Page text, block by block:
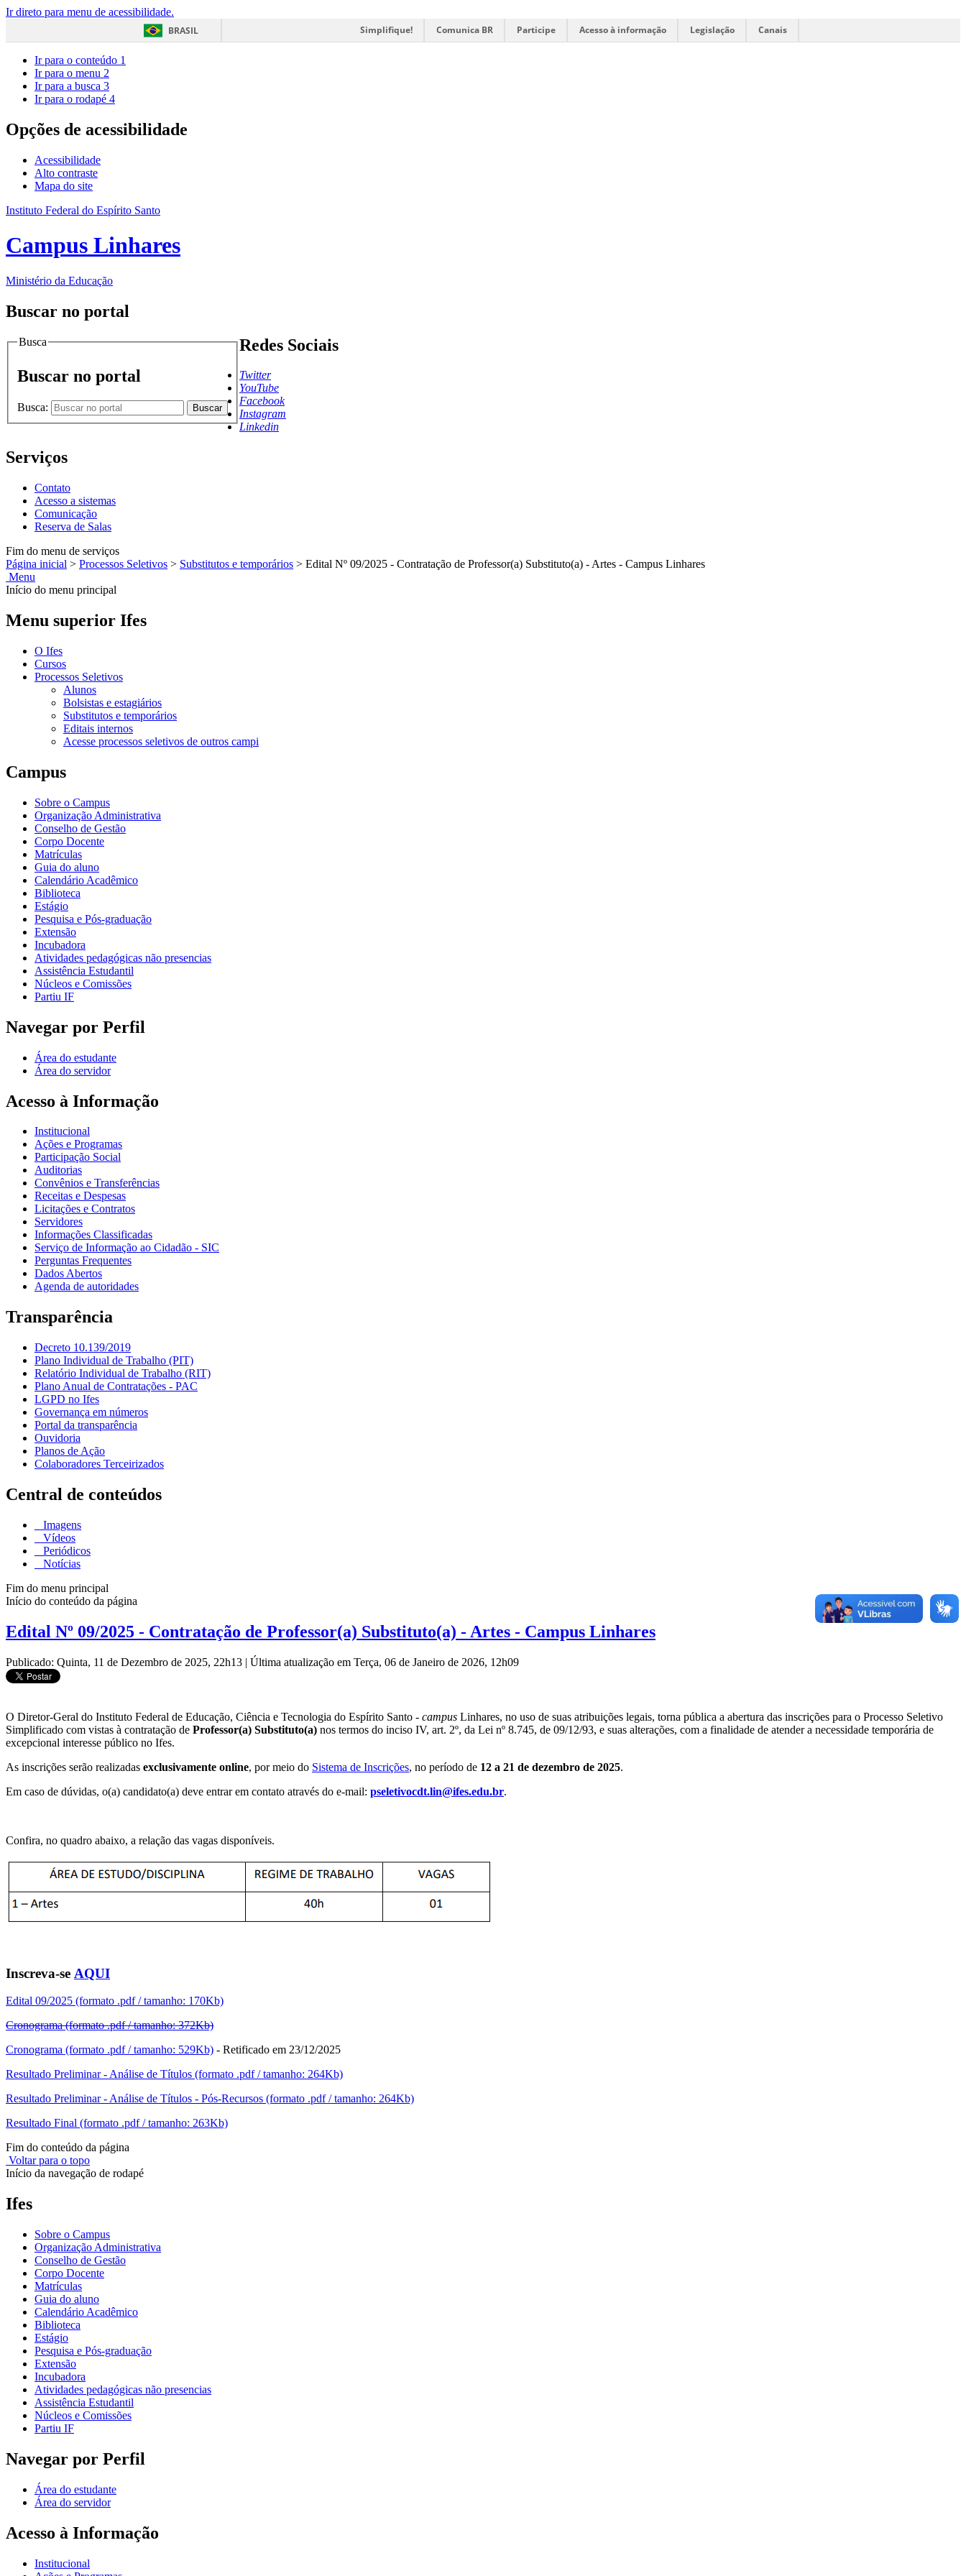
Ir direto para menu de acessibilidade.
BRASIL
Simplifique! Comunica BR Participe Acesso à informação Legislação Canais
Ir para o conteúdo 1
Ir para o menu 2
Ir para a busca 3
Ir para o rodapé 4
Opções de acessibilidade
Acessibilidade
Alto contraste
Mapa do site
Instituto Federal do Espírito Santo
Campus Linhares
Ministério da Educação
Buscar no portal
Busca
Buscar no portal
Busca: Buscar
Redes Sociais
Twitter
YouTube
Facebook
Instagram
Linkedin
Serviços
Contato
Acesso a sistemas
Comunicação
Reserva de Salas
Fim do menu de serviços
Página inicial > Processos Seletivos > Substitutos e temporários > Edital Nº 09/2025 - Contratação de Professor(a) Substituto(a) - Artes - Campus Linhares
Menu
Início do menu principal
Menu superior Ifes
O Ifes
Cursos
Processos Seletivos
Alunos
Bolsistas e estagiários
Substitutos e temporários
Editais internos
Acesse processos seletivos de outros campi
Campus
Sobre o Campus
Organização Administrativa
Conselho de Gestão
Corpo Docente
Matrículas
Guia do aluno
Calendário Acadêmico
Biblioteca
Estágio
Pesquisa e Pós-graduação
Extensão
Incubadora
Atividades pedagógicas não presencias
Assistência Estudantil
Núcleos e Comissões
Partiu IF
Navegar por Perfil
Área do estudante
Área do servidor
Acesso à Informação
Institucional
Ações e Programas
Participação Social
Auditorias
Convênios e Transferências
Receitas e Despesas
Licitações e Contratos
Servidores
Informações Classificadas
Serviço de Informação ao Cidadão - SIC
Perguntas Frequentes
Dados Abertos
Agenda de autoridades
Transparência
Decreto 10.139/2019
Plano Individual de Trabalho (PIT)
Relatório Individual de Trabalho (RIT)
Plano Anual de Contratações - PAC
LGPD no Ifes
Governança em números
Portal da transparência
Ouvidoria
Planos de Ação
Colaboradores Terceirizados
Central de conteúdos
Imagens
Vídeos
Periódicos
Notícias
Fim do menu principal
Início do conteúdo da página
Edital Nº 09/2025 - Contratação de Professor(a) Substituto(a) - Artes - Campus Linhares
Publicado: Quinta, 11 de Dezembro de 2025, 22h13 | Última atualização em Terça, 06 de Janeiro de 2026, 12h09
O Diretor-Geral do Instituto Federal de Educação, Ciência e Tecnologia do Espírito Santo - campus Linhares, no uso de suas atribuições legais, torna pública a abertura das inscrições para o Processo Seletivo
Simplificado com vistas à contratação de Professor(a) Substituto(a) nos termos do inciso IV, art. 2º, da Lei nº 8.745, de 09/12/93, e suas alterações, com a finalidade de atender a necessidade temporária de
excepcional interesse público no Ifes.
As inscrições serão realizadas exclusivamente online, por meio do Sistema de Inscrições, no período de 12 a 21 de dezembro de 2025.
Em caso de dúvidas, o(a) candidato(a) deve entrar em contato através do e-mail: pseletivocdt.lin@ifes.edu.br.
Confira, no quadro abaixo, a relação das vagas disponíveis.
Inscreva-se AQUI
Edital 09/2025 (formato .pdf / tamanho: 170Kb)
Cronograma (formato .pdf / tamanho: 372Kb)
Cronograma (formato .pdf / tamanho: 529Kb) - Retificado em 23/12/2025
Resultado Preliminar - Análise de Títulos (formato .pdf / tamanho: 264Kb)
Resultado Preliminar - Análise de Títulos - Pós-Recursos (formato .pdf / tamanho: 264Kb)
Resultado Final (formato .pdf / tamanho: 263Kb)
Fim do conteúdo da página
Voltar para o topo
Início da navegação de rodapé
Ifes
Sobre o Campus
Organização Administrativa
Conselho de Gestão
Corpo Docente
Matrículas
Guia do aluno
Calendário Acadêmico
Biblioteca
Estágio
Pesquisa e Pós-graduação
Extensão
Incubadora
Atividades pedagógicas não presencias
Assistência Estudantil
Núcleos e Comissões
Partiu IF
Navegar por Perfil
Área do estudante
Área do servidor
Acesso à Informação
Institucional